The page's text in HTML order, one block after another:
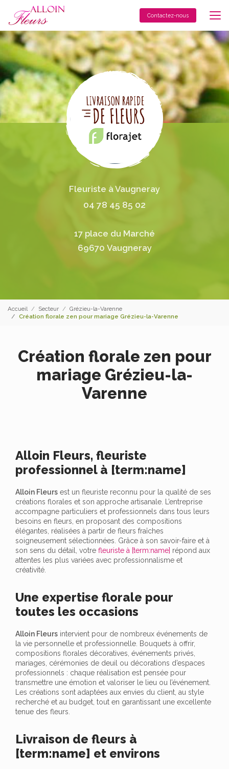
contenu
principal
Contactez-nous
Fleuriste à Vaugneray
04 78 45 85 02
17 place du Marché
69670 Vaugneray
Accueil Secteur
Grézieu-la-Varenne
Création florale zen pour mariage Grézieu-la-Varenne
Création florale zen pour
mariage Grézieu-la-
Varenne
Alloin Fleurs, fleuriste
professionnel à [term:name]
Alloin Fleurs est un fleuriste reconnu pour la qualité de ses
créations florales et son approche artisanale. L’entreprise
accompagne particuliers et professionnels dans tous leurs
besoins en fleurs, en proposant des compositions
élégantes, réalisées à partir de fleurs fraîches
soigneusement sélectionnées. Grâce à son savoir-faire et à
son sens du détail, votre fleuriste à [term:name] répond aux
attentes les plus variées avec professionnalisme et
créativité.
Une expertise florale pour
toutes les occasions
Alloin Fleurs intervient pour de nombreux événements de
la vie personnelle et professionnelle. Bouquets à offrir,
compositions florales décoratives, événements privés,
mariages, cérémonies de deuil ou décorations d’espaces
professionnels : chaque réalisation est pensée pour
transmettre une émotion et valoriser le lieu ou l’événement.
Les créations sont adaptées aux envies du client, au style
recherché et au budget, tout en garantissant une excellente
tenue des fleurs.
Livraison de fleurs à
[term:name] et environs